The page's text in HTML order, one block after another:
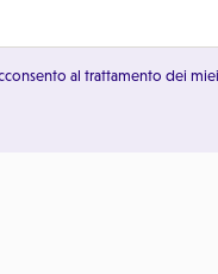
al trattamento dei